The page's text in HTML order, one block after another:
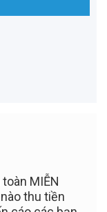
MIỄN
thu tiền